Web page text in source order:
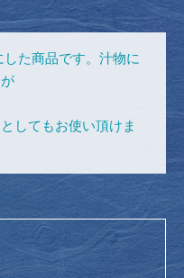
た商品です。汁物に
してもお使い頂けま